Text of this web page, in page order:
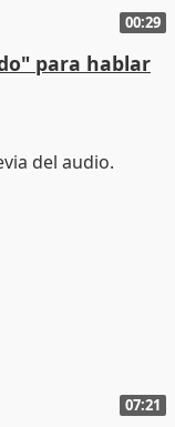
00:29
para hablar
07:21